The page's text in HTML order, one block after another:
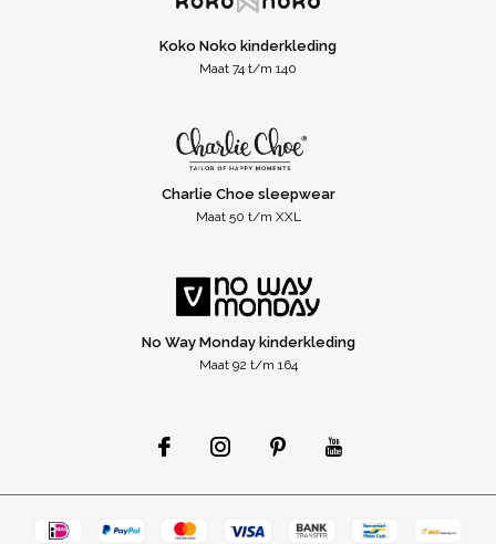
Koko Noko kinderkleding
Maat 74 t/m 140
Charlie Choe sleepwear
Maat 50 t/m XXL
No Way Monday kinderkleding
Maat 92 t/m 164